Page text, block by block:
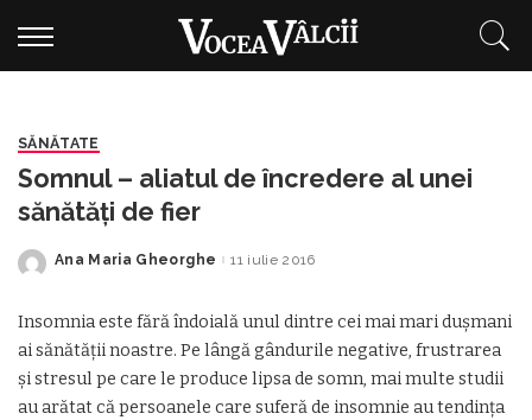
SĂNĂTATE
Somnul – aliatul de încredere al unei
sănătăţi de fier
Posted
Ana Maria Gheorghe 11 iulie 2016
Insomnia este fără îndoială unul dintre cei mai mari duşmani
ai sănătăţii noastre. Pe lângă gândurile negative, frustrarea
şi stresul pe care le produce lipsa de somn, mai multe studii
au arătat că persoanele care suferă de insomnie au tendinţa